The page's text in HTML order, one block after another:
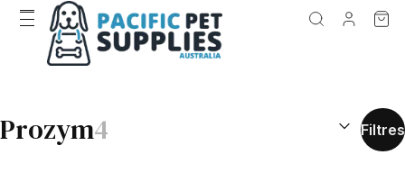
Prozym4 RÉSULTATS
Filtres